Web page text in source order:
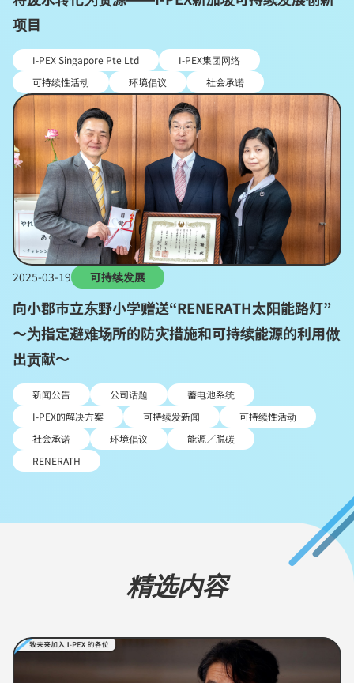
项目
I-PEX Singapore Pte Ltd
I-PEX集团网络
可持续性活动
环境倡议 社会承诺
2025-03-19 可持续发展
向小郡市立东野小学赠送“RENERATH太阳能路灯”
～为指定避难场所的防灾措施和可持续能源的利用做
出贡献～
新闻公告 公司话题
蓄电池系统
I-PEX的解决方案
可持续发新闻
可持续性活动
社会承诺
环境倡议
能源／脱碳
RENERATH
精选内容